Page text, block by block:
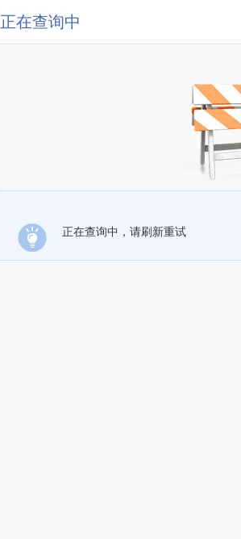
正在查询中
正在查询中，请刷新重试